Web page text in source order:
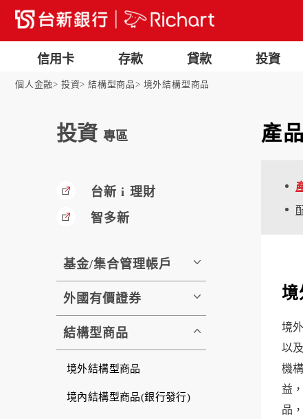
信用卡 存款 貸款 投資
個人金融 投資 結構型商品 境外結構型商品
投資 專區
台新 i 理財
智多新
基金/集合管理帳戶
外國有價證券
結構型商品
境外結構型商品
境內結構型商品(銀行發行)
產
境
境
以
機
益
品